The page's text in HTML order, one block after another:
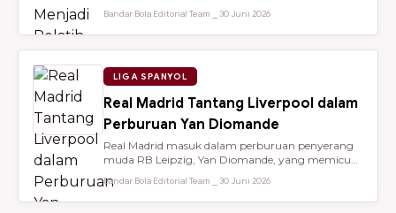
Bandar Bola Editorial Team ⎯ 30 Juni 2026
LIGA SPANYOL
Real Madrid Tantang Liverpool dalam
Perburuan Yan Diomande
Real Madrid masuk dalam perburuan penyerang
muda RB Leipzig, Yan Diomande, yang memicu
Bandar Bola Editorial Team ⎯ 30 Juni 2026